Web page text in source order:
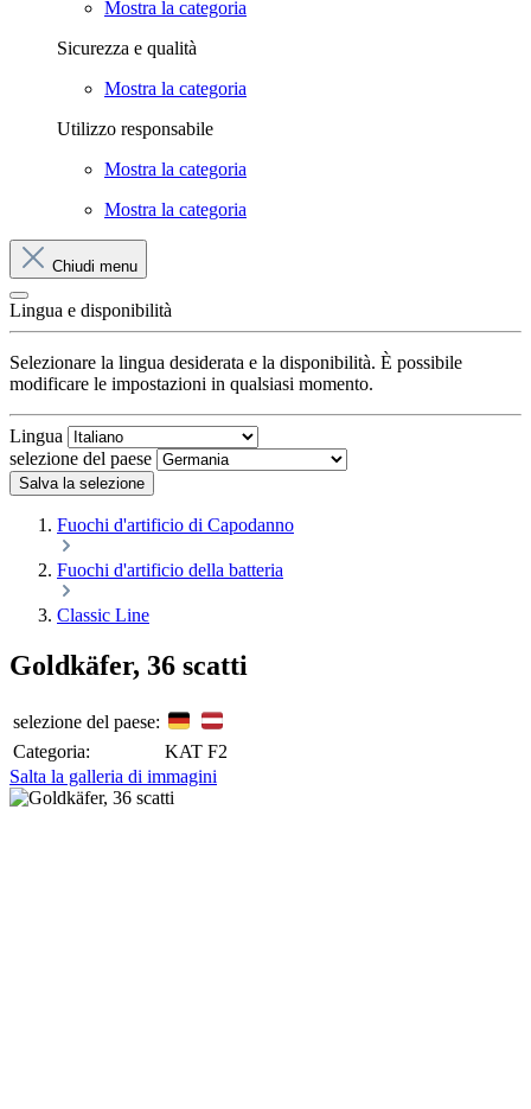
Mostra la categoria
Sicurezza e qualità
Mostra la categoria
Utilizzo responsabile
Mostra la categoria
Mostra la categoria
Chiudi menu
Lingua e disponibilità
Selezionare la lingua desiderata e la disponibilità. È possibile
modificare le impostazioni in qualsiasi momento.
Lingua
selezione del paese
Salva la selezione
Fuochi d'artificio di Capodanno
Fuochi d'artificio della batteria
Classic Line
Goldkäfer, 36 scatti
selezione del paese:
Categoria:
KAT F2
Salta la galleria di immagini